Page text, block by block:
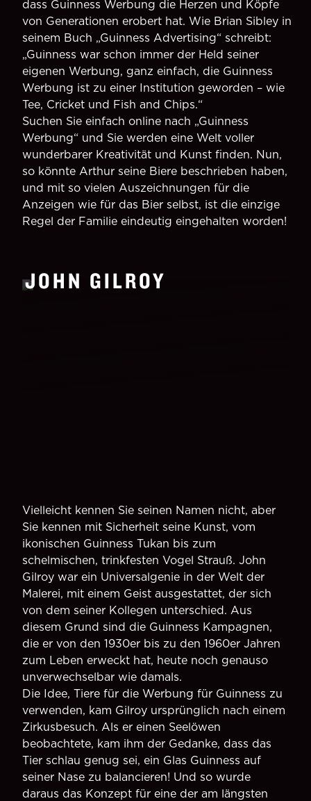
dass Guinness Werbung die Herzen und Köpfe
von Generationen erobert hat. Wie Brian Sibley in
seinem Buch „Guinness Advertising“ schreibt:
„Guinness war schon immer der Held seiner
eigenen Werbung, ganz einfach, die Guinness
Werbung ist zu einer Institution geworden – wie
Tee, Cricket und Fish and Chips.“
Suchen Sie einfach online nach „Guinness
Werbung“ und Sie werden eine Welt voller
wunderbarer Kreativität und Kunst finden. Nun,
so könnte Arthur seine Biere beschrieben haben,
und mit so vielen Auszeichnungen für die
Anzeigen wie für das Bier selbst, ist die einzige
Regel der Familie eindeutig eingehalten worden!
JOHN GILROY
Vielleicht kennen Sie seinen Namen nicht, aber
Sie kennen mit Sicherheit seine Kunst, vom
ikonischen Guinness Tukan bis zum
schelmischen, trinkfesten Vogel Strauß. John
Gilroy war ein Universalgenie in der Welt der
Malerei, mit einem Geist ausgestattet, der sich
von dem seiner Kollegen unterschied. Aus
diesem Grund sind die Guinness Kampagnen,
die er von den 1930er bis zu den 1960er Jahren
zum Leben erweckt hat, heute noch genauso
unverwechselbar wie damals.
Die Idee, Tiere für die Werbung für Guinness zu
verwenden, kam Gilroy ursprünglich nach einem
Zirkusbesuch. Als er einen Seelöwen
beobachtete, kam ihm der Gedanke, dass das
Tier schlau genug sei, ein Glas Guinness auf
seiner Nase zu balancieren! Und so wurde
daraus das Konzept für eine der am längsten